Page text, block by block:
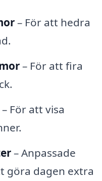
– För att hedra
– För att fira
För att visa
– Anpassade
göra dagen extra